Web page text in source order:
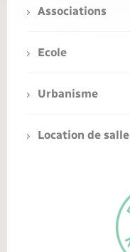
Associations
Ecole
Urbanisme
Location de salle